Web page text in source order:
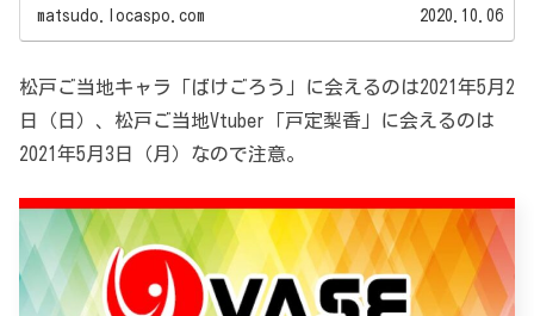
matsudo.locaspo.com 2020.10.06
松戸ご当地キャラ「ばけごろう」に会えるのは2021年5月2
日（日）、松戸ご当地Vtuber「戸定梨香」に会えるのは
2021年5月3日（月）なので注意。